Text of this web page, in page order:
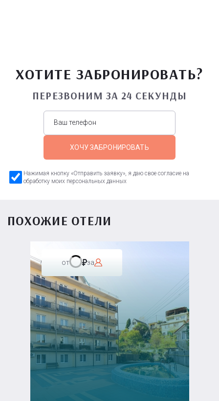
ХОТИТЕ ЗАБРОНИРОВАТЬ?
ПЕРЕЗВОНИМ ЗА 24 СЕКУНДЫ
ХОЧУ ЗАБРОНИРОВАТЬ
Нажимая кнопку «Отправить заявку», я даю свое согласие на
обработку моих персональных данных
ПОХОЖИЕ ОТЕЛИ
от за